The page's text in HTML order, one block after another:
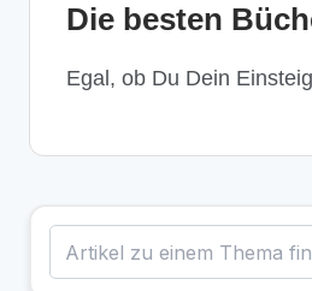
Die besten
Egal, ob Du Dein